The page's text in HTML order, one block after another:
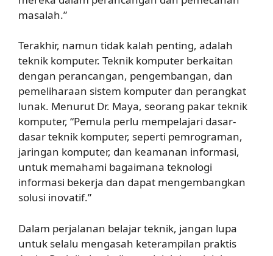
masalah.”
Terakhir, namun tidak kalah penting, adalah
teknik komputer. Teknik komputer berkaitan
dengan perancangan, pengembangan, dan
pemeliharaan sistem komputer dan perangkat
lunak. Menurut Dr. Maya, seorang pakar teknik
komputer, “Pemula perlu mempelajari dasar-
dasar teknik komputer, seperti pemrograman,
jaringan komputer, dan keamanan informasi,
untuk memahami bagaimana teknologi
informasi bekerja dan dapat mengembangkan
solusi inovatif.”
Dalam perjalanan belajar teknik, jangan lupa
untuk selalu mengasah keterampilan praktis